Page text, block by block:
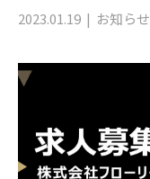
2023.01.19
お知らせ